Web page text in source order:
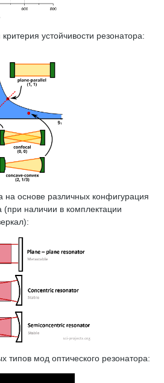
устойчивости резонатора:
на основе различных конфигурация
(при наличии в комплектации
типов мод оптического резонатора: